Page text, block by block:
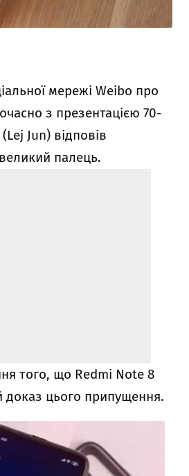
мережі Weibo про
з презентацією 70-
Jun) відповів
палець.
того, що Redmi Note 8
доказ цього припущення.